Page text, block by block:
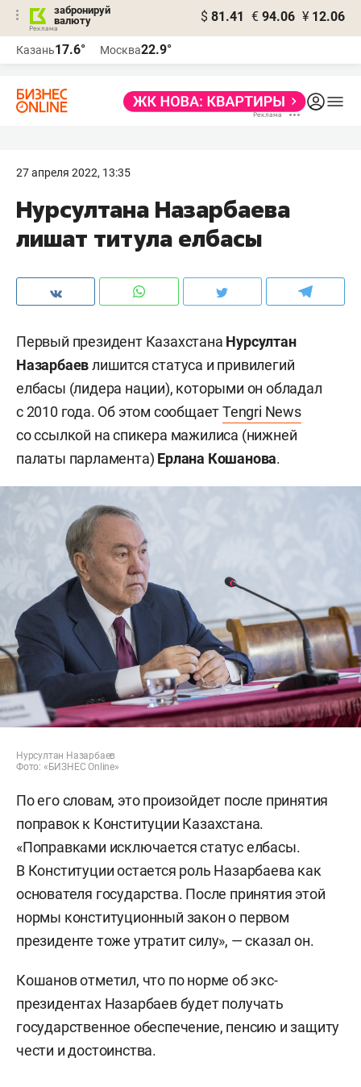
забронируй
валюту
$ 81.41 € 94.06 ¥ 12.06
Казань17.6° Москва22.9°
27 апреля 2022, 13:35
Нурсултана Назарбаева
лишат титула елбасы
Первый президент Казахстана Нурсултан
Назарбаевлишится статуса и привилегий
елбасы (лидера нации), которыми он обладал
с 2010 года. Об этом сообщаетTengri News
со ссылкой на спикера мажилиса (нижней
палаты парламента) Ерлана Кошанова.
Нурсултан Назарбаев
Фото: «БИЗНЕС Online»
По его словам, это произойдет после принятия
поправок к Конституции Казахстана.
«Поправками исключается статус елбасы.
В Конституции остается роль Назарбаева как
основателя государства. После принятия этой
нормы конституционный закон о первом
президенте тоже утратит силу», — сказал он.
Кошанов отметил, что по норме об экс-
президентах Назарбаев будет получать
государственное обеспечение, пенсию и защиту
чести и достоинства.